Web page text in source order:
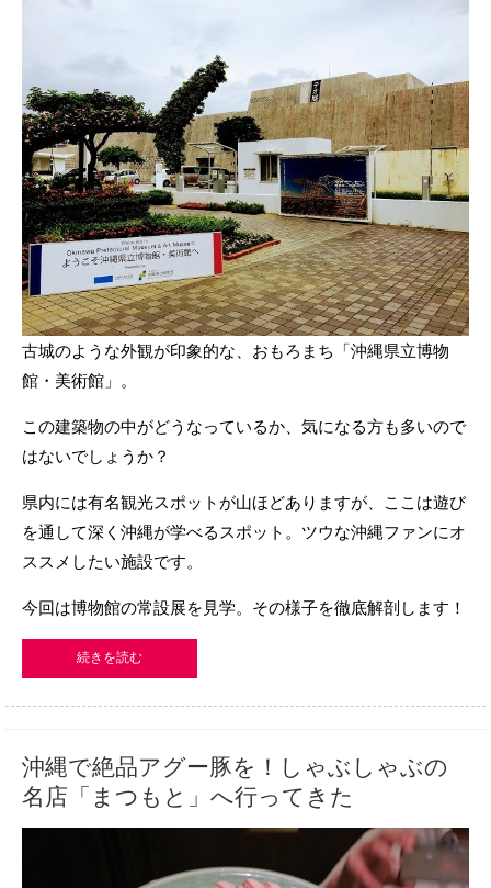
古城のような外観が印象的な、おもろまち「沖縄県立博物
館・美術館」。
この建築物の中がどうなっているか、気になる方も多いので
はないでしょうか？
県内には有名観光スポットが山ほどありますが、ここは遊び
を通して深く沖縄が学べるスポット。ツウな沖縄ファンにオ
ススメしたい施設です。
今回は博物館の常設展を見学。その様子を徹底解剖します！
続きを読む
沖縄で絶品アグー豚を！しゃぶしゃぶの
名店「まつもと」へ行ってきた